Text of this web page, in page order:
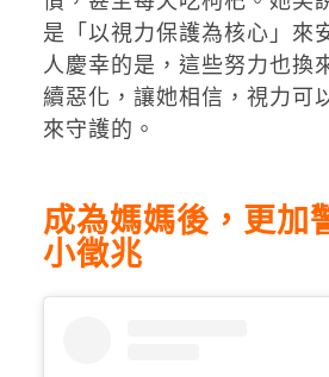
是「以視力保護為核心」來
人慶幸的是，這些努力也換
續惡化，讓她相信，視力可
來守護的。
成為媽媽後，更加
小徵兆